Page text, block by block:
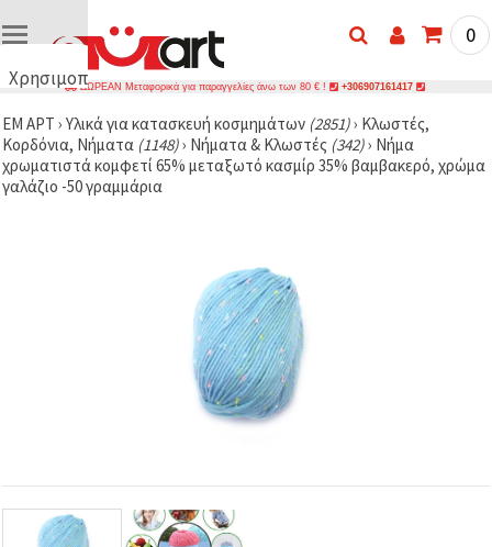
Χρησιμοποιούμε
🍪
Χρησιμοποιούμε
cookies και
παρόμοιες
τεχνολογίες
την
προβάλλουμε
0
ΔΩΡΕΑΝ Μεταφορικά για παραγγελίες άνω των 80 € ! +306907161417
ΕΜ ΑΡΤ › Υλικά για κατασκευή κοσμημάτων (2851)› Κλωστές,
Κορδόνια, Νήματα (1148)› Νήματα & Κλωστές (342)› Νήμα
χρωματιστά κομφετί 65% μεταξωτό κασμίρ 35% βαμβακερό, χρώμα
γαλάζιο -50 γραμμάρια